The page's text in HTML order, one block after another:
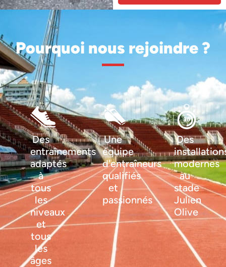
Pourquoi nous rejoindre ?
Des
entraînements
adaptés
à
tous
les
niveaux
et
tous
les
âges
Une
équipe
d'entraîneurs
qualifiés
et
passionnés
Des
modernes
au
stade
Julien
Olive